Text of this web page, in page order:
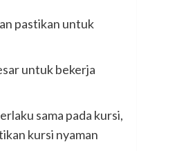
pastikan untuk
untuk bekerja
sama pada kursi,
kursi nyaman